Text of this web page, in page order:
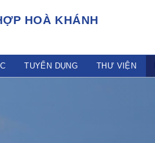
HOÀ KHÁNH
TUYỂN DỤNG THƯ VIỆN